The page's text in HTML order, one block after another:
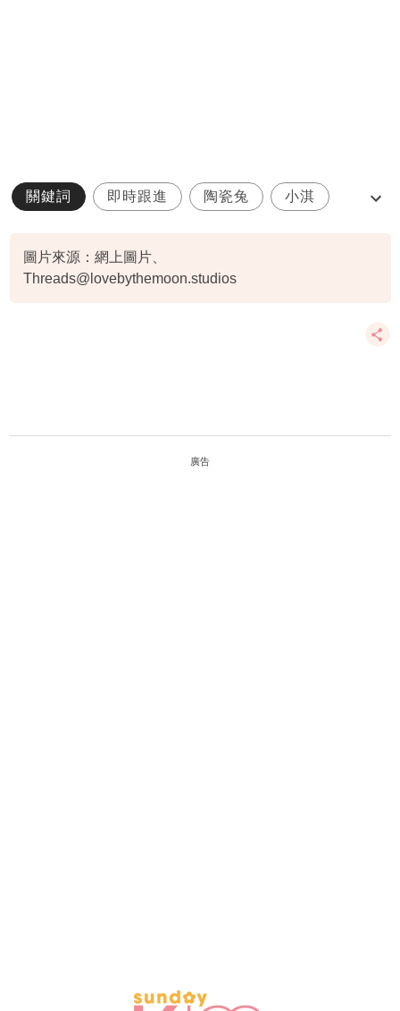
關鍵詞 即時跟進 陶瓷兔 小淇
圖片來源：網上圖片、
Threads@lovebythemoon.studios
廣告